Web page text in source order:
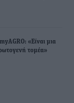
«Είναι μια
τομέα»